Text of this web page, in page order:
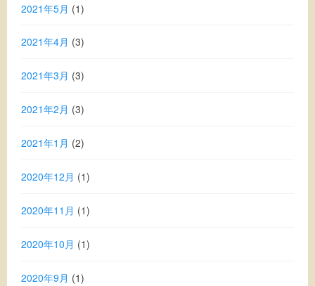
2021年5月 (1)
2021年4月 (3)
2021年3月 (3)
2021年2月 (3)
2021年1月 (2)
2020年12月 (1)
2020年11月 (1)
2020年10月 (1)
2020年9月 (1)